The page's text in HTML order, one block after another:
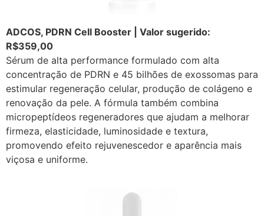
ADCOS, PDRN Cell Booster | Valor sugerido:
R$359,00
Sérum de alta performance formulado com alta
concentração de PDRN e 45 bilhões de exossomas para
estimular regeneração celular, produção de colágeno e
renovação da pele. A fórmula também combina
micropeptídeos regeneradores que ajudam a melhorar
firmeza, elasticidade, luminosidade e textura,
promovendo efeito rejuvenescedor e aparência mais
viçosa e uniforme.